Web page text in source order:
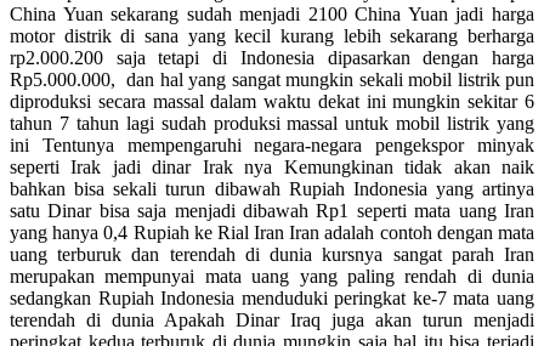
China Yuan sekarang sudah menjadi 2100 China Yuan jadi harga
motor distrik di sana yang kecil kurang lebih sekarang berharga
rp2.000.200 saja tetapi di Indonesia dipasarkan dengan harga
Rp5.000.000, dan hal yang sangat mungkin sekali mobil listrik pun
diproduksi secara massal dalam waktu dekat ini mungkin sekitar 6
tahun 7 tahun lagi sudah produksi massal untuk mobil listrik yang
ini Tentunya mempengaruhi negara-negara pengekspor minyak
seperti Irak jadi dinar Irak nya Kemungkinan tidak akan naik
bahkan bisa sekali turun dibawah Rupiah Indonesia yang artinya
satu Dinar bisa saja menjadi dibawah Rp1 seperti mata uang Iran
yang hanya 0,4 Rupiah ke Rial Iran Iran adalah contoh dengan mata
uang terburuk dan terendah di dunia kursnya sangat parah Iran
merupakan mempunyai mata uang yang paling rendah di dunia
sedangkan Rupiah Indonesia menduduki peringkat ke-7 mata uang
terendah di dunia Apakah Dinar Iraq juga akan turun menjadi